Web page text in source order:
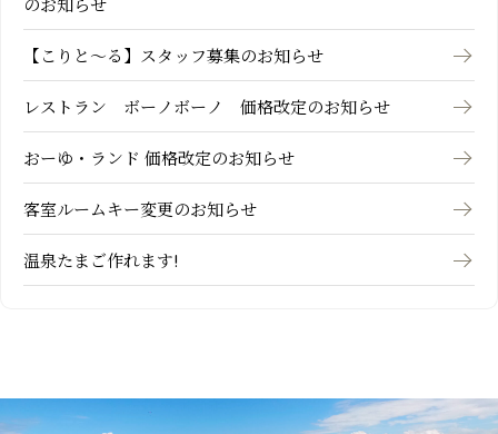
【こりと～る】スタッフ募集のお知らせ
レストラン ボーノボーノ 価格改定のお知らせ
おーゆ・ランド 価格改定のお知らせ
客室ルームキー変更のお知らせ
温泉たまご作れます!